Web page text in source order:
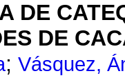
DE
DE
; Vásquez,